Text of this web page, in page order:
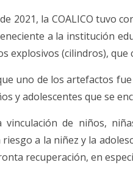
2021, la COALICO tuvo
a la institución
explosivos (cilindros),
uno de los artefactos
y adolescentes que se
vinculación de niños,
a la niñez y la
recuperación, en